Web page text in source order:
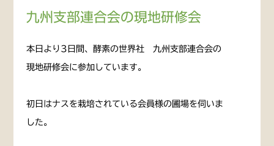
九州支部連合会の現地研修会
本日より3日間、酵素の世界社 九州支部連合会の
現地研修会に参加しています。
初日はナスを栽培されている会員様の圃場を伺いま
した。